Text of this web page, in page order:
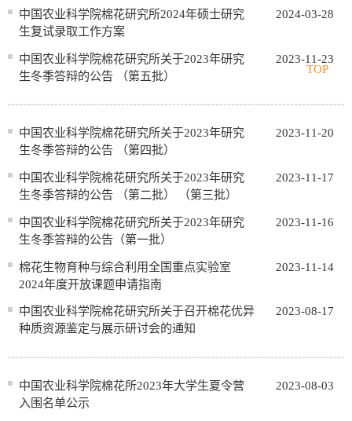
中国农业科学院棉花研究所2024年硕士研究
生复试录取工作方案
2024-03-28
中国农业科学院棉花研究所关于2023年研究
生冬季答辩的公告 （第五批）
2023-11-23
中国农业科学院棉花研究所关于2023年研究
生冬季答辩的公告 （第四批）
2023-11-20
中国农业科学院棉花研究所关于2023年研究
生冬季答辩的公告 （第二批） （第三批）
2023-11-17
中国农业科学院棉花研究所关于2023年研究
生冬季答辩的公告（第一批）
2023-11-16
棉花生物育种与综合利用全国重点实验室
2024年度开放课题申请指南
2023-11-14
中国农业科学院棉花研究所关于召开棉花优异
种质资源鉴定与展示研讨会的通知
2023-08-17
中国农业科学院棉花所2023年大学生夏令营
入围名单公示
2023-08-03
TOP